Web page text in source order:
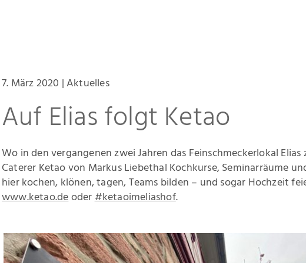
7. März 2020 | Aktuelles
Auf Elias folgt Ketao
Wo in den vergangenen zwei Jahren das Feinschmeckerlokal
Caterer Ketao von Markus Liebethal Kochkurse, Seminarräume
hier kochen, klönen, tagen, Teams bilden – und sogar Hochzeit
www.ketao.deoder#ketaoimeliashof.